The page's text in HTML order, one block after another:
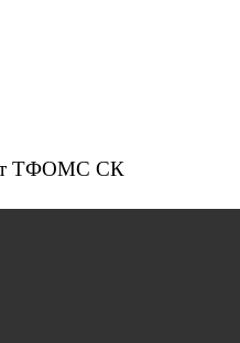
ТФОМС СК